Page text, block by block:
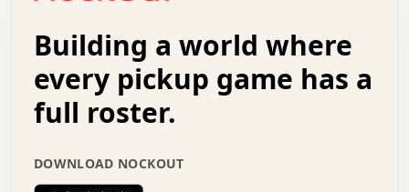
.   .   .   .   .   .   .   .   .   .   .   :   .
.   .   .   .   +   .   .   .   .   .   .   .   +
.   :   .   .   .   .   .   .   .   .   o   .   .
.   .   x   .   .   .   .   .   .   :   .   .   o
.   .   .   .   :   .   .   .   .   o   .   .   .
.   .   .   .   .   .   .   :   .   .   .   .   .
.   .   .   .   .   .   .   +   .   .   x   .   .
Building a world where
every pickup game has a
full roster.
DOWNLOAD NOCKOUT